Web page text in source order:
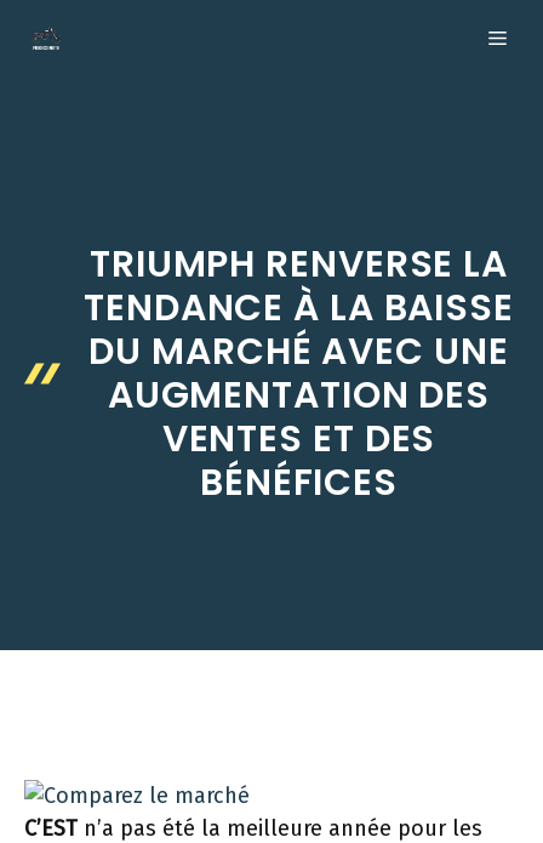
TRIUMPH RENVERSE LA
TENDANCE À LA BAISSE
DU MARCHÉ AVEC UNE
AUGMENTATION DES
VENTES ET DES
BÉNÉFICES
C’ESTn’a pas été la meilleure année pour les